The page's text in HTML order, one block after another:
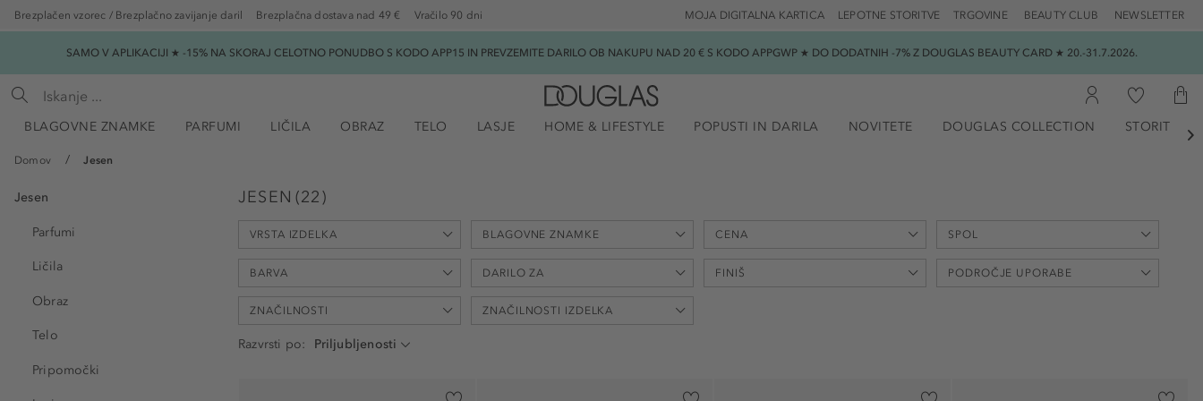
Brezplačen vzorec / Brezplačno zavijanje daril Brezplačna dostava nad 49 € Vračilo 90 dni TRGOVINE BEAUTY CLUB NEWSLETTER
LEPOTNE STORITVE
MOJA DIGITALNA KARTICA
SAMO V APLIKACIJI ★ -15% NA SKORAJ CELOTNO PONUDBO S KODO APP15 IN PREVZEMITE DARILO OB NAKUPU NAD 20 € S KODO APPGWP ★ DO DODATNIH -7% Z DOUGLAS BEAUTY CARD ★ 20.-31.7.2026.
BLAGOVNE ZNAMKE PARFUMI LIČILA OBRAZ TELO LASJE HOME & LIFESTYLE POPUSTI IN DARILA NOVITETE DOUGLAS COLLECTION STORITVE

Domov Jesen
Jesen
Parfumi
Ličila
Obraz
Telo
Pripomočki
JESEN (22)
VRSTA IZDELKA
Parfumska voda (9)
Krtača za lase (2)
BLAGOVNE ZNAMKE
Benefit Cosmetics (2)
CENA SPOL
BARVA DARILO ZA FINIŠ PODROČJE UPORABE
ZNAČILNOSTI ZNAČILNOSTI IZDELKA
Razvrsti po